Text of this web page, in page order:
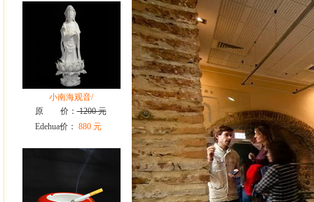
小南海观音/
原 价：1200 元
Edehua价： 880 元